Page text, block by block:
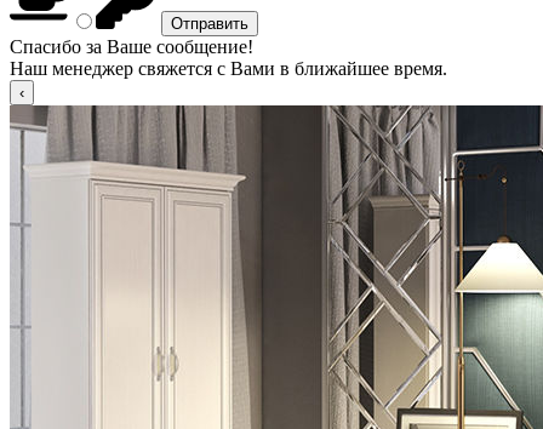
Спасибо за Ваше сообщение!
Наш менеджер свяжется с Вами в ближайшее время.